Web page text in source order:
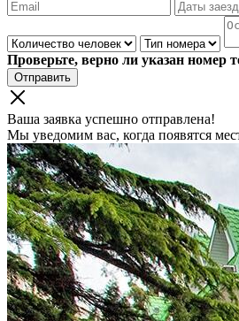
Проверьте, верно ли указан номер
Отправить
Ваша заявка успешно отправлена!
Мы уведомим вас, когда появятся